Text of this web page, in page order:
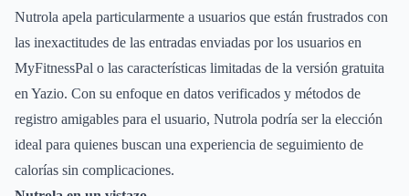
Nutrola apela particularmente a usuarios que están frustrados con
las inexactitudes de las entradas enviadas por los usuarios en
MyFitnessPal o las características limitadas de la versión gratuita
en Yazio. Con su enfoque en datos verificados y métodos de
registro amigables para el usuario, Nutrola podría ser la elección
ideal para quienes buscan una experiencia de seguimiento de
calorías sin complicaciones.